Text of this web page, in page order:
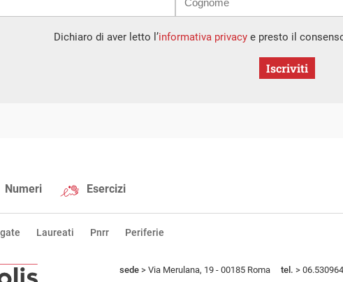
Dichiaro di aver letto l’informativa privacye presto il
Iscriviti
Numeri Esercizi
Laureati Pnrr Periferie
sede > Via Merulana, 19 - 00185 Roma tel. >